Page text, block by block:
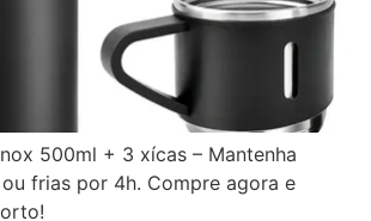
500ml + 3 xícas – Mantenha
frias por 4h. Compre agora e